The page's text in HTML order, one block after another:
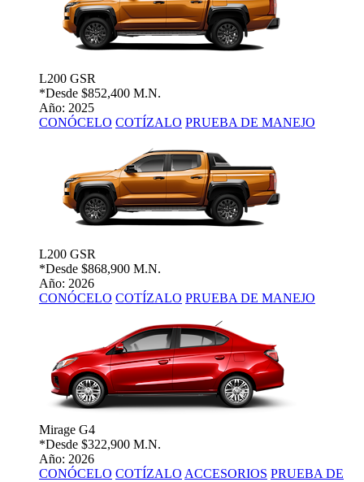
L200 GSR
*Desde $852,400 M.N.
Año: 2025
CONÓCELO COTÍZALO PRUEBA DE MANEJO
L200 GSR
*Desde $868,900 M.N.
Año: 2026
CONÓCELO COTÍZALO PRUEBA DE MANEJO
Mirage G4
*Desde $322,900 M.N.
Año: 2026
CONÓCELO COTÍZALO ACCESORIOS PRUEBA DE